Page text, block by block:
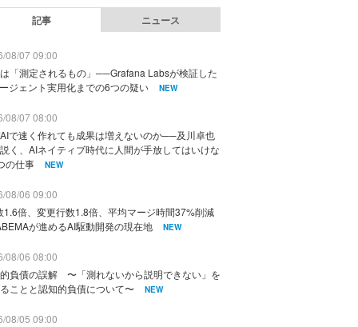
記事 ニュース
08/07 09:00
「測定されるもの」──Grafana Labsが検証した
ジェント実用化までの6つの疑い
NEW
08/07 08:00
で速く作れても成果は増えないのか──及川卓也
く、AIネイティブ時代に人間が手放してはいけな
の仕事
NEW
08/06 09:00
1.6倍、変更行数1.8倍、平均マージ時間37%削減
が進めるAI駆動開発の現在地
NEW
08/06 08:00
負債の誤解 〜「測れないから説明できない」を
ことと認知的負債について〜
NEW
08/05 09:00